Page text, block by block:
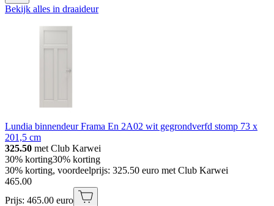
Bekijk alles in draaideur
Lundia binnendeur Frama En 2A02 wit gegrondverfd stomp 73 x
201,5 cm
325.50 met Club Karwei
30% korting30% korting
30% korting, voordeelprijs: 325.50 euro met Club Karwei
465.00
Prijs: 465.00 euro